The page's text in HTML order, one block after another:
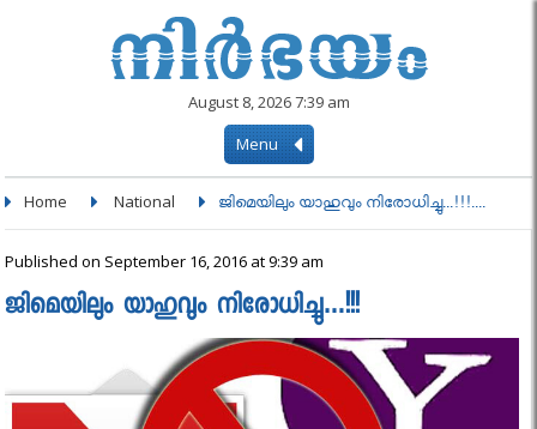
August 8, 2026 7:39 am
Menu
Home National ജിമെയിലും യാഹുവും നിരോധിച്ചു...!!!....
Published on September 16, 2016 at 9:39 am
ജിമെയിലും യാഹുവും നിരോധിച്ചു…!!!